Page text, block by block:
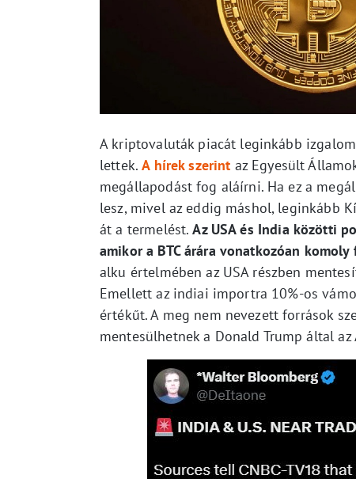
A kriptovaluták piacát leginkább
lettek.A hírek szerint az Egyesült
megállapodást fog aláírni. Ha ez a
lesz, mivel az eddig máshol, leginkább
át a termelést.Az USA és India közötti
amikor a BTC árára vonatkozóan
alku értelmében az USA részben
Emellett az indiai importra 10%-os
értékűt. A meg nem nevezett források
mentesülhetnek a Donald Trump által